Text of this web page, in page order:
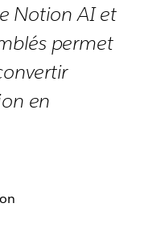
Notion AI et
permet
en